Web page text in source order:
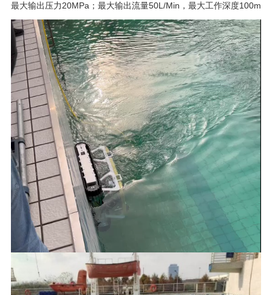
最大输出压力20MPa；最大输出流量50L/Min，最大工作深度100m